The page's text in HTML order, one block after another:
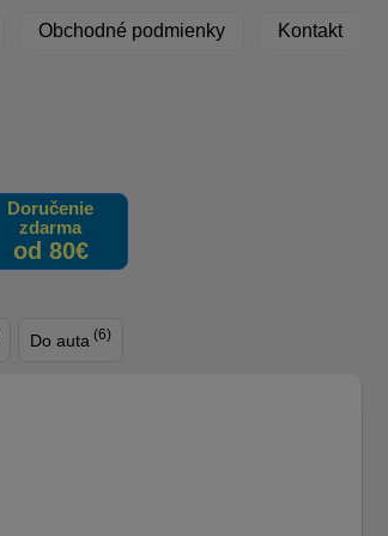
Obchodné podmienky Kontakt
Doručenie
zdarma
od 80€
Do auta (6)